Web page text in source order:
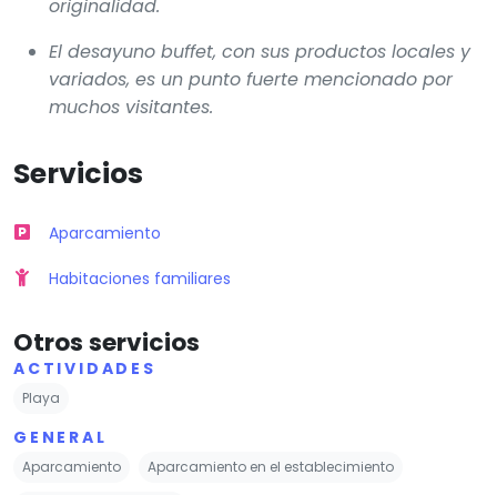
originalidad.
El desayuno buffet, con sus productos locales y
variados, es un punto fuerte mencionado por
muchos visitantes.
Servicios
Aparcamiento
Habitaciones familiares
Otros servicios
ACTIVIDADES
Playa
GENERAL
Aparcamiento Aparcamiento en el establecimiento